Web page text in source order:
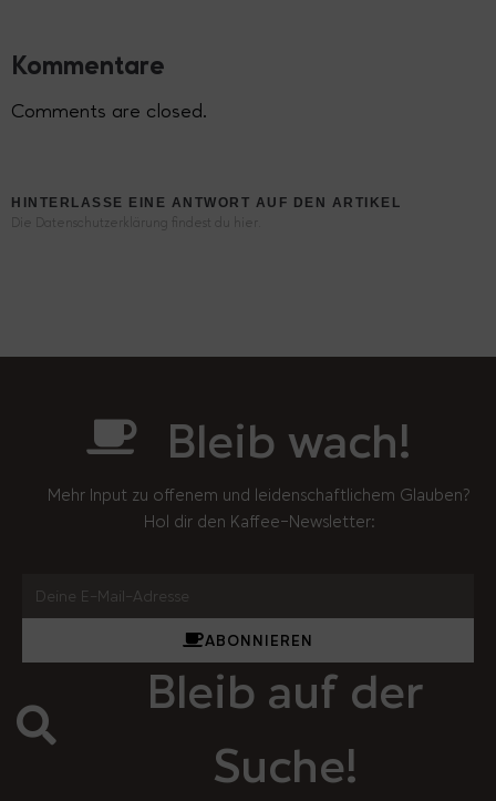
Kommentare
Comments are closed.
HINTERLASSE EINE ANTWORT AUF DEN ARTIKEL
Die Datenschutzerklärung findest du hier.
Bleib wach!
Mehr Input zu offenem und leidenschaftlichem Glauben?
Hol dir den Kaffee-Newsletter:
ABONNIEREN
Bleib auf der
Suche!